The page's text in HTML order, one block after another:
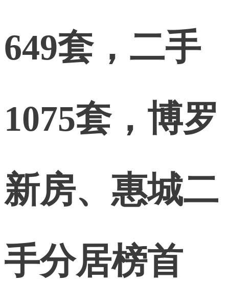
649套，二手
1075套，博罗
新房、惠城二
手分居榜首